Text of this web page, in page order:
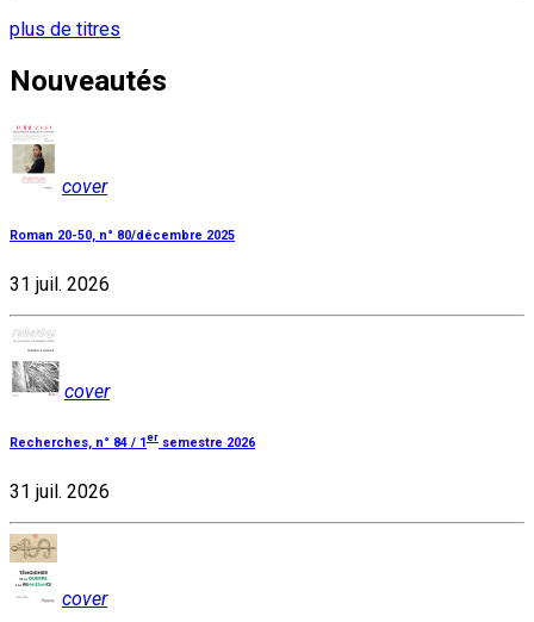
plus de titres
Nouveautés
cover
Roman 20-50, n° 80/décembre 2025
31 juil. 2026
cover
Recherches, n° 84 / 1 er semestre 2026
31 juil. 2026
cover